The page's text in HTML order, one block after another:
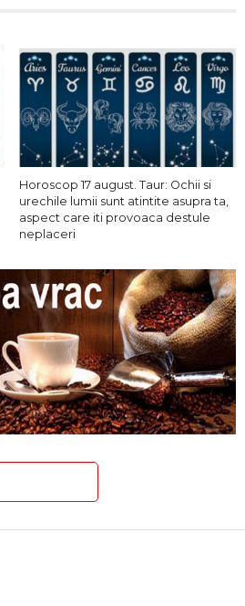
Horoscop 17 august. Taur: Ochii si
urechile lumii sunt atintite asupra ta,
aspect care iti provoaca destule
neplaceri